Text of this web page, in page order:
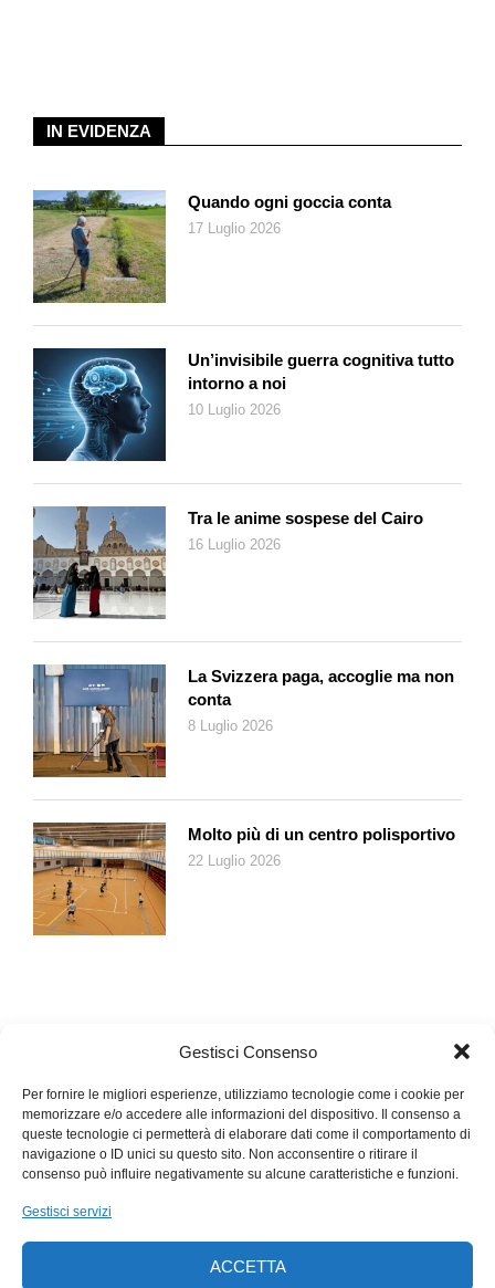
Gestisci Consenso
Per fornire le migliori esperienze, utilizziamo tecnologie come i cookie per
memorizzare e/o accedere alle informazioni del dispositivo. Il consenso a
queste tecnologie ci permetterà di elaborare dati come il comportamento di
navigazione o ID unici su questo sito. Non acconsentire o ritirare il
consenso può influire negativamente su alcune caratteristiche e funzioni.
Gestisci servizi
ACCETTA
IN EVIDENZA
Quando ogni goccia conta
17 Luglio 2026
Un’invisibile guerra cognitiva tutto
intorno a noi
10 Luglio 2026
Tra le anime sospese del Cairo
16 Luglio 2026
La Svizzera paga, accoglie ma non
conta
8 Luglio 2026
Molto più di un centro polisportivo
22 Luglio 2026